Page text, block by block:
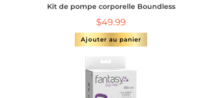
Kit de pompe corporelle Boundless
$49.99
Ajouter au panier